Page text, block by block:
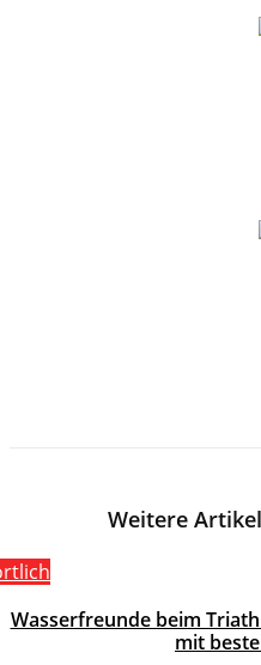
Weitere
Wasserfreunde beim
mit